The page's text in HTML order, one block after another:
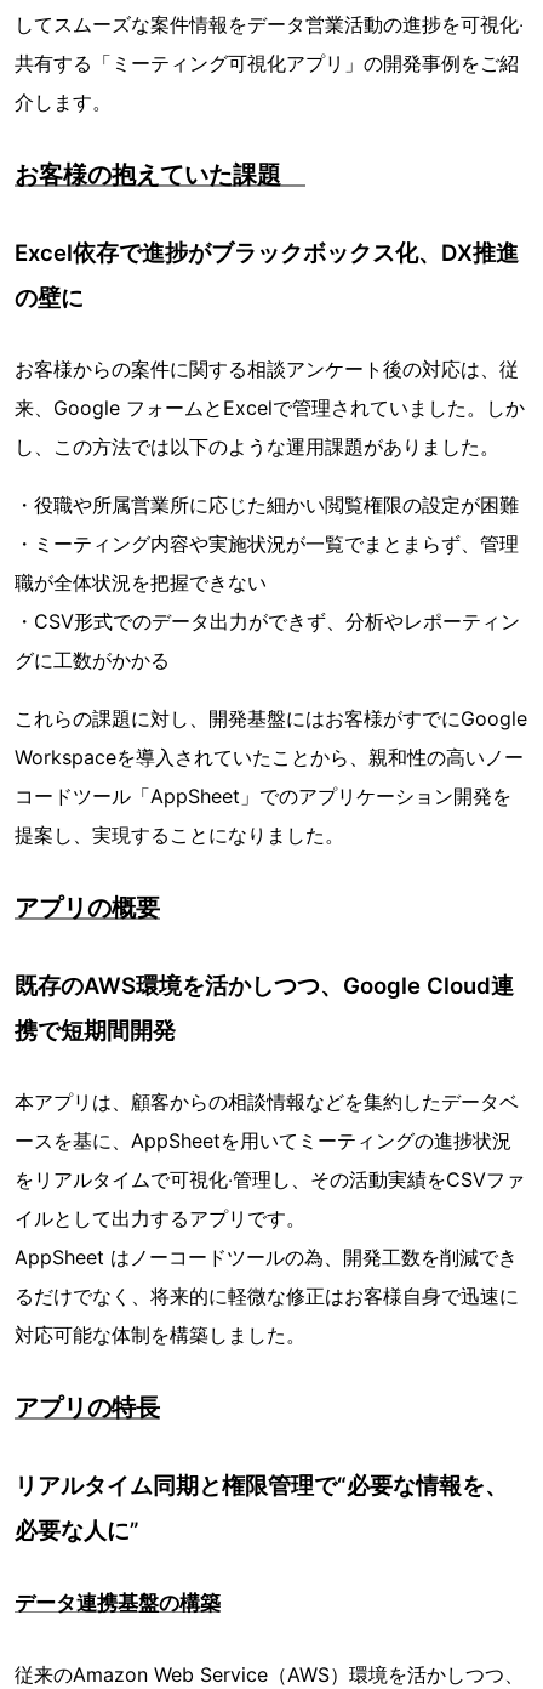
してスムーズな案件情報をデータ営業活動の進捗を可視化‧
共有する「ミーティング可視化アプリ」の開発事例をご紹
介します。
お客様の抱えていた課題
Excel依存で進捗がブラックボックス化、DX推進
の壁に
お客様からの案件に関する相談アンケート後の対応は、従
来、Google フォームとExcelで管理されていました。しか
し、この方法では以下のような運用課題がありました。
・役職や所属営業所に応じた細かい閲覧権限の設定が困難
・ミーティング内容や実施状況が一覧でまとまらず、管理
職が全体状況を把握できない
・CSV形式でのデータ出力ができず、分析やレポーティン
グに工数がかかる
これらの課題に対し、開発基盤にはお客様がすでにGoogle
Workspaceを導⼊されていたことから、親和性の⾼いノー
コードツール「AppSheet」でのアプリケーション開発を
提案し、実現することになりました。
アプリの概要
既存のAWS環境を活かしつつ、Google Cloud連
携で短期間開発
本アプリは、顧客からの相談情報などを集約したデータベ
ースを基に、AppSheetを⽤いてミーティングの進捗状況
をリアルタイムで可視化‧管理し、その活動実績をCSVファ
イルとして出⼒するアプリです。
AppSheet はノーコードツールの為、開発⼯数を削減でき
るだけでなく、将来的に軽微な修正はお客様⾃⾝で迅速に
対応可能な体制を構築しました。
アプリの特長
リアルタイム同期と権限管理で“必要な情報を、
必要な人に”
データ連携基盤の構築
従来のAmazon Web Service（AWS）環境を活かしつつ、